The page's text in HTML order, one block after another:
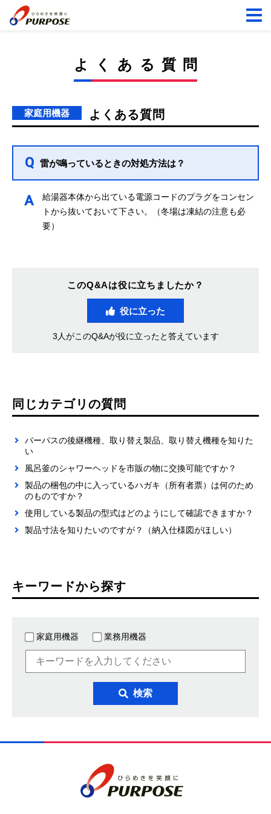
よくある質問
家庭用機器 よくある質問
Q 雷が鳴っているときの対処方法は？
A
給湯器本体から出ている電源コードのプラグをコンセン
トから抜いておいて下さい。（冬場は凍結の注意も必
要）
このQ&Aは役に立ちましたか？
役に立った
3人がこのQ&Aが役に立ったと答えています
同じカテゴリの質問
パーパスの後継機種、取り替え製品、取り替え機種を知りた
い
風呂釜のシャワーヘッドを市販の物に交換可能ですか？
製品の梱包の中に入っているハガキ（所有者票）は何のため
のものですか？
使用している製品の型式はどのようにして確認できますか？
製品寸法を知りたいのですが？（納入仕様図がほしい）
キーワードから探す
家庭用機器 業務用機器
検索